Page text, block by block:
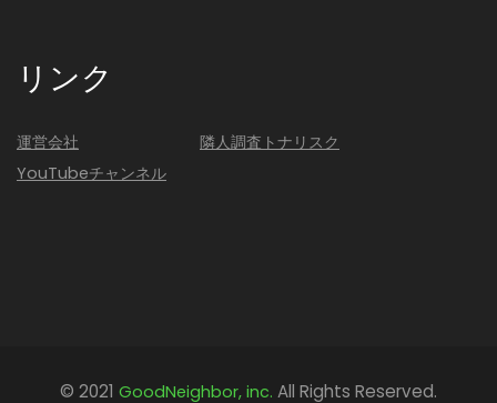
リンク
運営会社
YouTubeチャンネル
隣人調査トナリスク
© 2021 GoodNeighbor, inc. All Rights Reserved.